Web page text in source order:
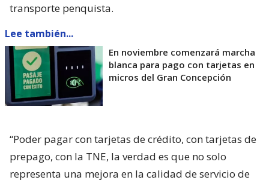
transporte penquista.
Lee también...
En noviembre comenzará marcha
blanca para pago con tarjetas en
micros del Gran Concepción
“Poder pagar con tarjetas de crédito, con tarjetas de
prepago, con la TNE, la verdad es que no solo
representa una mejora en la calidad de servicio de